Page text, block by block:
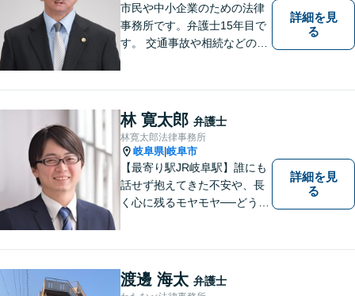
市民や中小企業のための法律
事務所です。弁護士15年目で
す。 交通事故や相続などの相
などの家事事件を解決してき
ました。特に交通事故では多
くの後遺障害事故や死亡事故
を解決してきました。
詳細を見
る
林 寛太郎 弁護士
林寛太郎法律事務所
岐阜県|岐阜市
【最寄り駅JR岐阜駅】誰にも
話せず抱えてきた不安や、長
く心に残るモヤモヤ──どうぞ
いながら、これからの一歩を
一緒に見つけていきます。
【丁寧なヒアリング】【地域
詳細を見
る
渡邊 海太 弁護士